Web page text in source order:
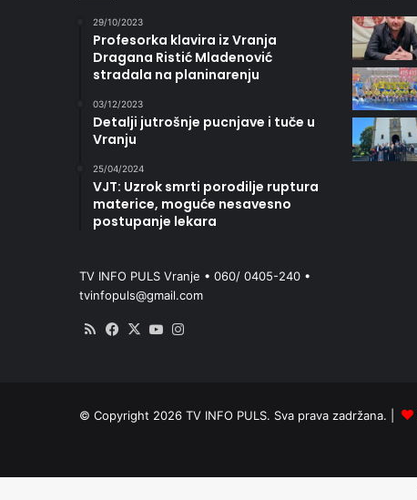
29/10/2023
Profesorka klavira iz Vranja
Dragana Ristić Mladenović
stradala na planinarenju
03/12/2023
Detalji jutrošnje pucnjave i tuče u
Vranju
25/04/2024
VJT: Uzrok smrti porodilje ruptura
materice, moguće nesavesno
postupanje lekara
TV INFO PULS Vranje • 060/ 0405-240 •
tvinfopuls@gmail.com
RSS Facebook
X YouTube
© Copyright 2026 TV INFO PULS. Sva prava zadržana. |